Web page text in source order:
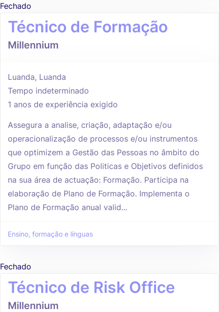
Fechado
Técnico de Formação
Millennium
Luanda, Luanda
Tempo indeterminado
1 anos de experiência exigido
Assegura a analise, criação, adaptação e/ou
operacionalização de processos e/ou instrumentos
que optimizem a Gestão das Pessoas no âmbito do
Grupo em função das Politicas e Objetivos definidos
na sua área de actuação: Formação. Participa na
elaboração de Plano de Formação. Implementa o
Plano de Formação anual valid...
Ensino, formação e línguas
Fechado
Técnico de Risk Office
Millennium